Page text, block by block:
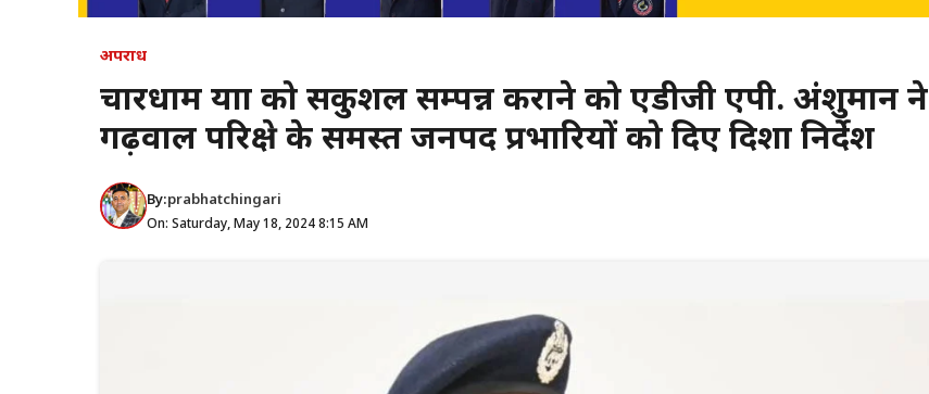
अपराध
चारधाम यात्रा को सकुशल सम्पन्न कराने को एडीजी एपी. अंशुमान ने
गढ़वाल परिक्षेत्र के समस्त जनपद प्रभारियों को दिए दिशा निर्देश
By:prabhatchingari
On: Saturday, May 18, 2024 8:15 AM